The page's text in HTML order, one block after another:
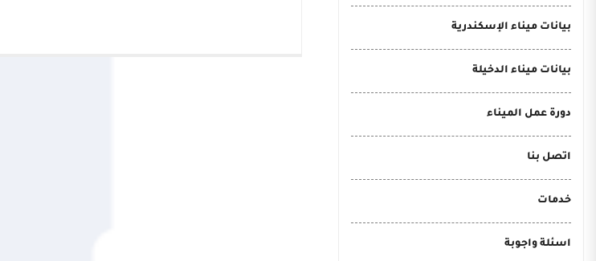
بيانات ميناء الإسكندرية
بيانات ميناء الدخيلة
دورة عمل الميناء
اتصل بنا
خدمات
اسئلة واجوبة